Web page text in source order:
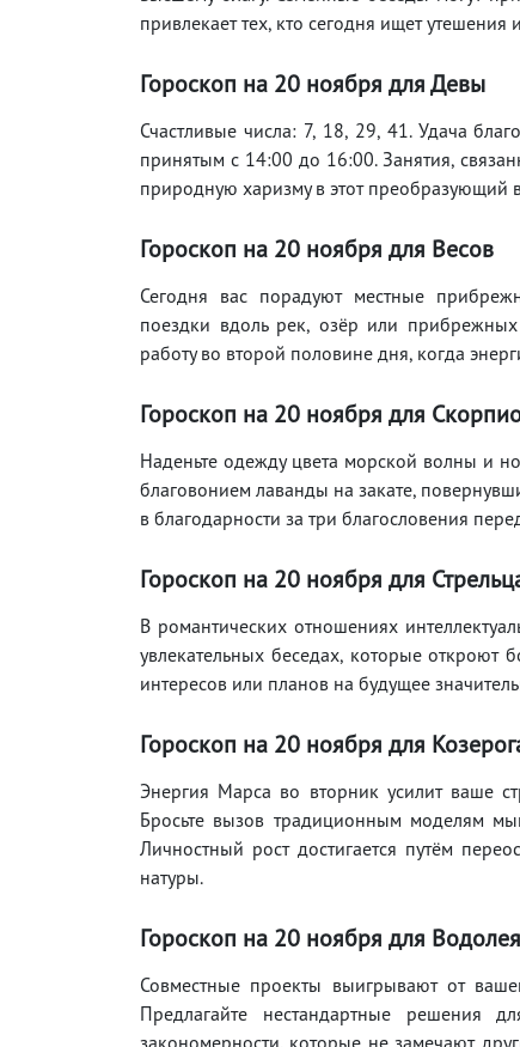
привлекает тех, кто сегодня ищет утешения
Гороскоп на 20 ноября для Девы
Счастливые числа: 7, 18, 29, 41. Удача
принятым с 14:00 до 16:00. Занятия,
природную харизму в этот преобразующий
Гороскоп на 20 ноября для Весов
Сегодня вас порадуют местные
поездки вдоль рек, озёр или
работу во второй половине дня, когда
Гороскоп на 20 ноября для
Наденьте одежду цвета морской волны и
благовонием лаванды на закате,
в благодарности за три благословения
Гороскоп на 20 ноября для
В романтических отношениях
увлекательных беседах, которые откроют
интересов или планов на будущее
Гороскоп на 20 ноября для
Энергия Марса во вторник усилит ваше
Бросьте вызов традиционным моделям
Личностный рост достигается путём
натуры.
Гороскоп на 20 ноября для Водолея
Совместные проекты выигрывают от
Предлагайте нестандартные решения
закономерности, которые не замечают